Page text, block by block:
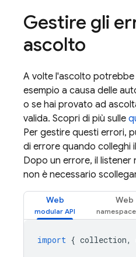
Gestire gli
ascolto
A volte l'ascolto potrebbe
esempio a causa delle
o se hai provato ad
valida. Scopri di più sulle
Per gestire questi errori,
di errore quando colleghi
Dopo un errore, il listener
non è necessario
Web Web
import { collection,